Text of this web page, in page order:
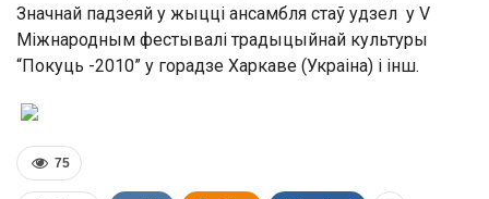
Значнай падзеяй у жыцці ансамбля стаў удзел у V
Міжнародным фестывалі традыцыйнай культуры
“Покуць -2010” у горадзе Харкаве (Украіна) і інш.
75